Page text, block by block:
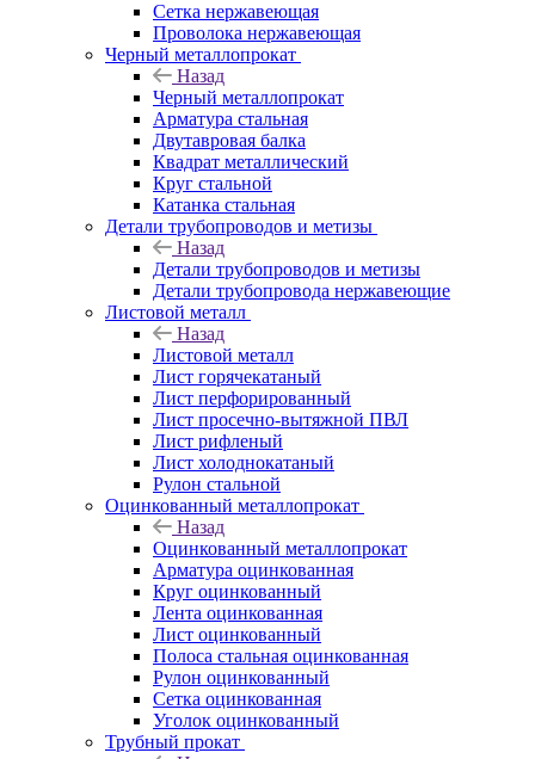
Сетка нержавеющая
Проволока нержавеющая
Черный металлопрокат
Назад
Черный металлопрокат
Арматура стальная
Двутавровая балка
Квадрат металлический
Круг стальной
Катанка стальная
Детали трубопроводов и метизы
Назад
Детали трубопроводов и метизы
Детали трубопровода нержавеющие
Листовой металл
Назад
Листовой металл
Лист горячекатаный
Лист перфорированный
Лист просечно-вытяжной ПВЛ
Лист рифленый
Лист холоднокатаный
Рулон стальной
Оцинкованный металлопрокат
Назад
Оцинкованный металлопрокат
Арматура оцинкованная
Круг оцинкованный
Лента оцинкованная
Лист оцинкованный
Полоса стальная оцинкованная
Рулон оцинкованный
Сетка оцинкованная
Уголок оцинкованный
Трубный прокат